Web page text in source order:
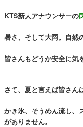
KTS新人アナウンサーの
暑さ、そして大雨。自然
皆さんもどうか安全に気
さて、夏と言えば皆さん
かき氷、そうめん流し、
がありません。